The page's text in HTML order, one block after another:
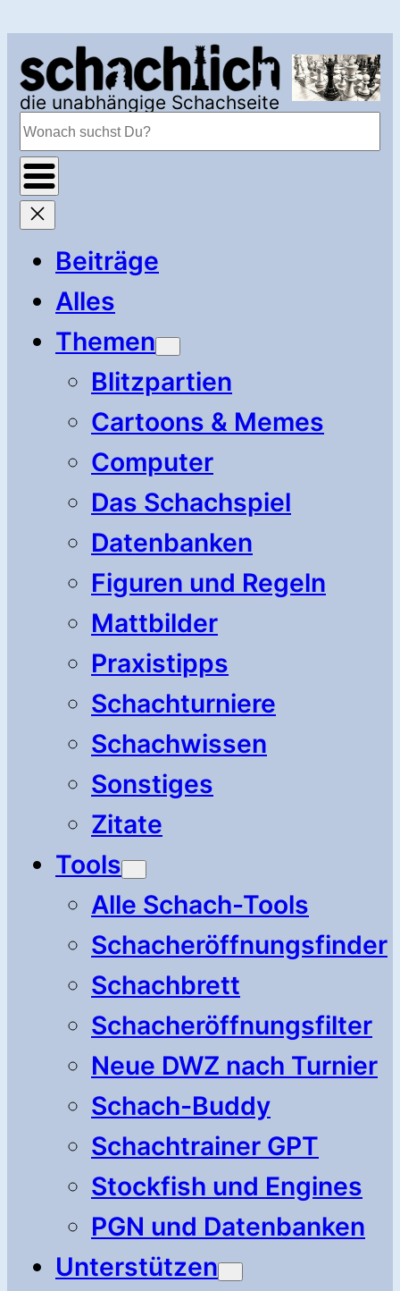
springen
die unabhängige Schachseite
Suchen
Beiträge
Alles
Themen
Blitzpartien
Cartoons & Memes
Computer
Das Schachspiel
Datenbanken
Figuren und Regeln
Mattbilder
Praxistipps
Schachturniere
Schachwissen
Sonstiges
Zitate
Tools
Alle Schach-Tools
Schacheröffnungsfinder
Schachbrett
Schacheröffnungsfilter
Neue DWZ nach Turnier
Schach-Buddy
Schachtrainer GPT
Stockfish und Engines
PGN und Datenbanken
Unterstützen